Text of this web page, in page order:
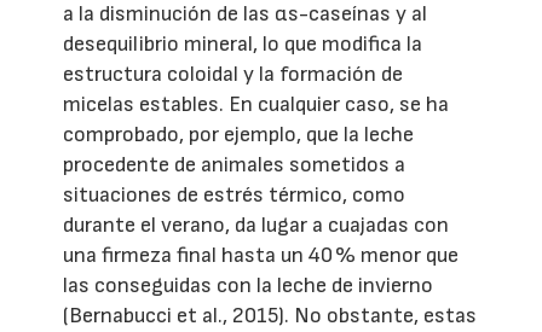
a la disminución de las αs-caseínas y al
desequilibrio mineral, lo que modifica la
estructura coloidal y la formación de
micelas estables. En cualquier caso, se ha
comprobado, por ejemplo, que la leche
procedente de animales sometidos a
situaciones de estrés térmico, como
durante el verano, da lugar a cuajadas con
una firmeza final hasta un 40 % menor que
las conseguidas con la leche de invierno
(Bernabucci et al., 2015). No obstante, estas